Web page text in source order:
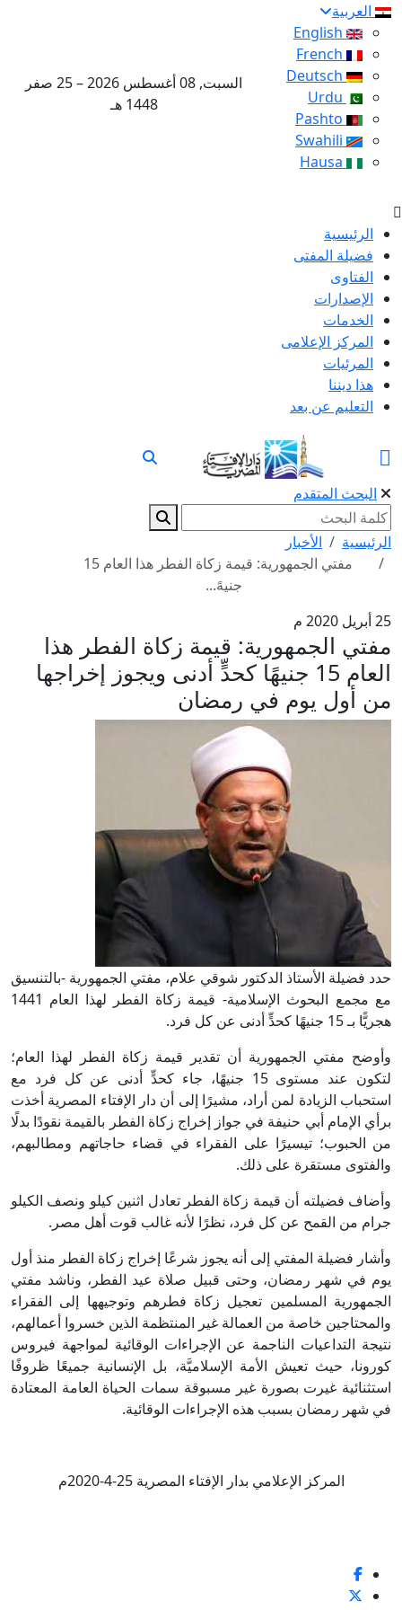
العربية
السبت, 08 أغسطس 2026 – 25 صفر
1448 هـ
الرئيسية
فضيلة المفتى
الفتاوى
الإصدارات
الخدمات
المركز الإعلامى
المرئيات
هذا ديننا
التعليم عن بعد
البحث المتقدم
الرئيسية
الأخبار
مفتي الجمهورية: قيمة زكاة الفطر هذا العام 15
جنيهً...
25 أبريل 2020 م
مفتي الجمهورية: قيمة زكاة الفطر هذا
العام 15 جنيهًا كحدٍّ أدنى ويجوز إخراجها
من أول يوم في رمضان
حدد فضيلة الأستاذ الدكتور شوقي علام، مفتي الجمهورية -بالتنسيق
مع مجمع البحوث الإسلامية- قيمة زكاة الفطر لهذا العام 1441
هجريًّا بـ 15 جنيهًا كحدٍّ أدنى عن كل فرد.
وأوضح مفتي الجمهورية أن تقدير قيمة زكاة الفطر لهذا العام؛
لتكون عند مستوى 15 جنيهًا، جاء كحدٍّ أدنى عن كل فرد مع
استحباب الزيادة لمن أراد، مشيرًا إلى أن دار الإفتاء المصرية أخذت
برأي الإمام أبي حنيفة في جواز إخراج زكاة الفطر بالقيمة نقودًا بدلًا
من الحبوب؛ تيسيرًا على الفقراء في قضاء حاجاتهم ومطالبهم،
والفتوى مستقرة على ذلك.
وأضاف فضيلته أن قيمة زكاة الفطر تعادل اثنين كيلو ونصف الكيلو
جرام من القمح عن كل فرد، نظرًا لأنه غالب قوت أهل مصر.
وأشار فضيلة المفتي إلى أنه يجوز شرعًا إخراج زكاة الفطر منذ أول
يوم في شهر رمضان، وحتى قبيل صلاة عيد الفطر، وناشد مفتي
الجمهورية المسلمين تعجيل زكاة فطرهم وتوجيهها إلى الفقراء
والمحتاجين خاصة من العمالة غير المنتظمة الذين خسروا أعمالهم،
نتيجة التداعيات الناجمة عن الإجراءات الوقائية لمواجهة فيروس
كورونا، حيث تعيش الأمة الإسلاميَّة، بل الإنسانية جميعًا ظروفًا
استثنائية غيرت بصورة غير مسبوقة سمات الحياة العامة المعتادة
في شهر رمضان بسبب هذه الإجراءات الوقائية.
المركز الإعلامي بدار الإفتاء المصرية 25-4-2020م